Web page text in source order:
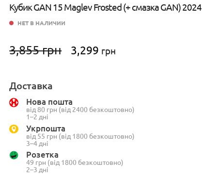
Кубик GAN 15 Maglev Frosted (+ смазка GAN) 2024
3,855грн
Первоначальная
цена
3,299 грн
НЕТ В НАЛИЧИИ
Доставка
Нова пошта
від 80 грн (від 2400 безкоштовно)
1–2 дні
Укрпошта
від 55 грн (від 1800 безкоштовно)
3–4 дні
Розетка
49 грн (від 1800 безкоштовно)
2–3 дні